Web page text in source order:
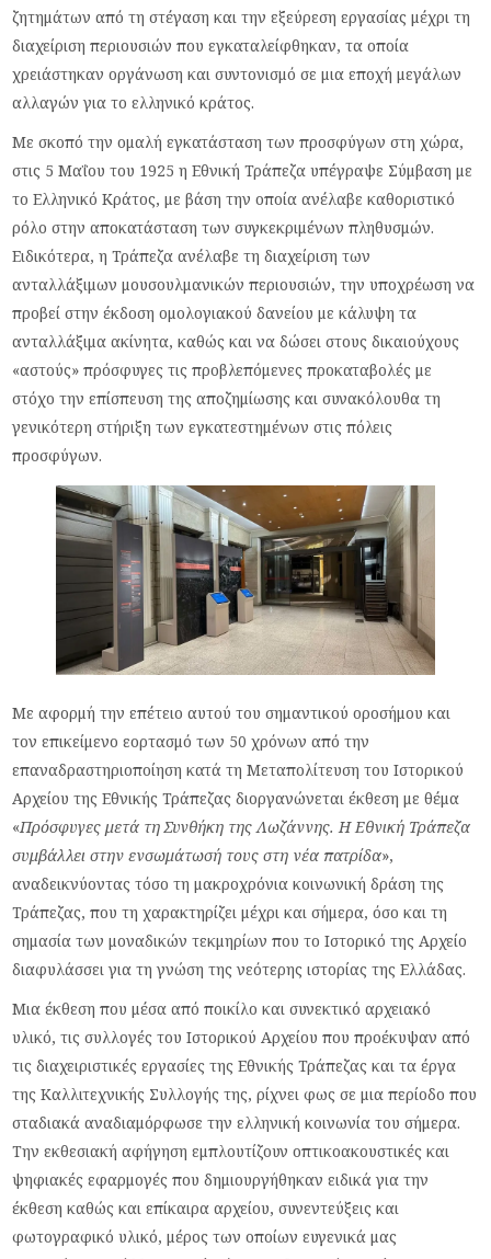
ζητημάτων από τη στέγαση και την εξεύρεση εργασίας μέχρι τη
διαχείριση περιουσιών που εγκαταλείφθηκαν, τα οποία
χρειάστηκαν οργάνωση και συντονισμό σε μια εποχή μεγάλων
αλλαγών για το ελληνικό κράτος.
Με σκοπό την ομαλή εγκατάσταση των προσφύγων στη χώρα,
στις 5 Μαΐου του 1925 η Εθνική Τράπεζα υπέγραψε Σύμβαση με
το Ελληνικό Κράτος, με βάση την οποία ανέλαβε καθοριστικό
ρόλο στην αποκατάσταση των συγκεκριμένων πληθυσμών.
Ειδικότερα, η Τράπεζα ανέλαβε τη διαχείριση των
ανταλλάξιμων μουσουλμανικών περιουσιών, την υποχρέωση να
προβεί στην έκδοση ομολογιακού δανείου με κάλυψη τα
ανταλλάξιμα ακίνητα, καθώς και να δώσει στους δικαιούχους
«αστούς» πρόσφυγες τις προβλεπόμενες προκαταβολές με
στόχο την επίσπευση της αποζημίωσης και συνακόλουθα τη
γενικότερη στήριξη των εγκατεστημένων στις πόλεις
προσφύγων.
Με αφορμή την επέτειο αυτού του σημαντικού οροσήμου και
τον επικείμενο εορτασμό των 50 χρόνων από την
επαναδραστηριοποίηση κατά τη Μεταπολίτευση του Ιστορικού
Αρχείου της Εθνικής Τράπεζας διοργανώνεται έκθεση με θέμα
«Πρόσφυγες μετά τη Συνθήκη της Λωζάννης. Η Εθνική Τράπεζα
συμβάλλει στην ενσωμάτωσή τους στη νέα πατρίδα»,
αναδεικνύοντας τόσο τη μακροχρόνια κοινωνική δράση της
Τράπεζας, που τη χαρακτηρίζει μέχρι και σήμερα, όσο και τη
σημασία των μοναδικών τεκμηρίων που το Ιστορικό της Αρχείο
διαφυλάσσει για τη γνώση της νεότερης ιστορίας της Ελλάδας.
Μια έκθεση που μέσα από ποικίλο και συνεκτικό αρχειακό
υλικό, τις συλλογές του Ιστορικού Αρχείου που προέκυψαν από
τις διαχειριστικές εργασίες της Εθνικής Τράπεζας και τα έργα
της Καλλιτεχνικής Συλλογής της, ρίχνει φως σε μια περίοδο που
σταδιακά αναδιαμόρφωσε την ελληνική κοινωνία του σήμερα.
Την εκθεσιακή αφήγηση εμπλουτίζουν οπτικοακουστικές και
ψηφιακές εφαρμογές που δημιουργήθηκαν ειδικά για την
έκθεση καθώς και επίκαιρα αρχείου, συνεντεύξεις και
φωτογραφικό υλικό, μέρος των οποίων ευγενικά μας